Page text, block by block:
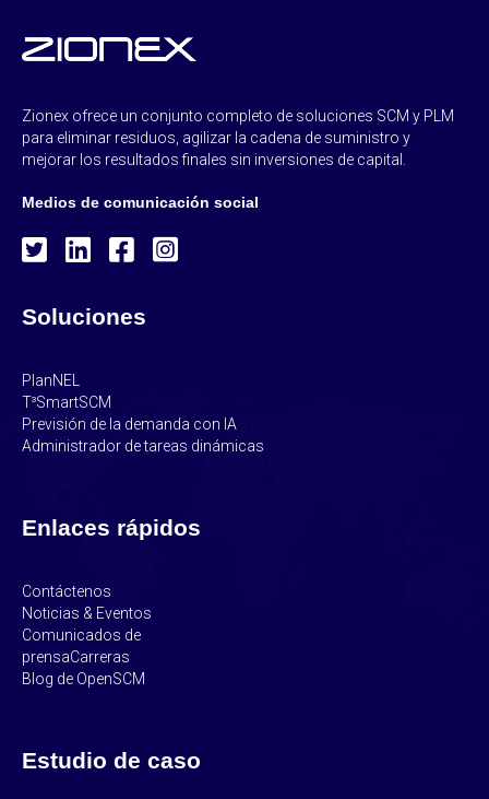
Zionex ofrece un conjunto completo de soluciones SCM y PLM
para eliminar residuos, agilizar la cadena de suministro y
mejorar los resultados finales sin inversiones de capital.
Medios de comunicación social
Soluciones
PlanNEL
T³SmartSCM
Previsión de la demanda con IA
Administrador de tareas dinámicas
Enlaces rápidos
Contáctenos
Noticias & Eventos
Comunicados de
prensaCarreras
Blog de OpenSCM
Estudio de caso